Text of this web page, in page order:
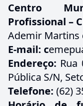
Centro
Profissional –
Ademir Martins
E-mail: c
Endereço: Rua
Pública S/N,
Telefone: (62)